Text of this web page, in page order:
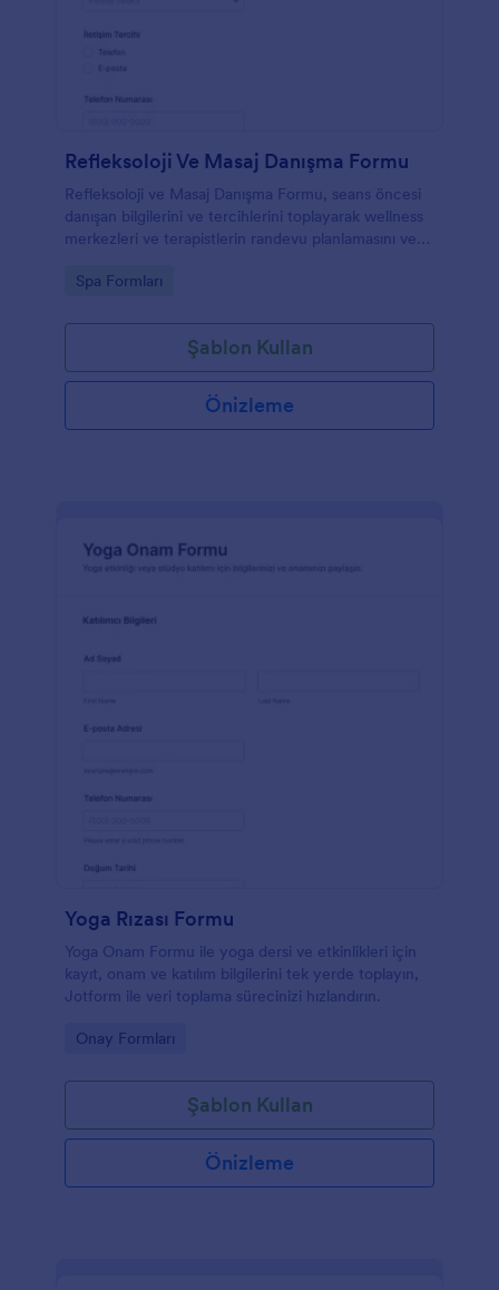
Refleksoloji Ve Masaj Danışma Formu
Refleksoloji ve Masaj Danışma Formu, seans öncesi
danışan bilgilerini ve tercihlerini toplayarak wellness
merkezleri ve terapistlerin randevu planlamasını ve
Go to Category:
Spa Formları
Şablon Kullan
Önizleme
Yoga Rızası Formu
Yoga Onam Formu ile yoga dersi ve etkinlikleri için
kayıt, onam ve katılım bilgilerini tek yerde toplayın,
Jotform ile veri toplama sürecinizi hızlandırın.
Go to Category:
Onay Formları
Şablon Kullan
Önizleme